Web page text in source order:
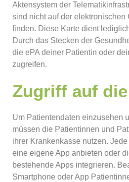
Aktensystem der
sind nicht auf der elektronischen
finden. Diese Karte dient
Durch das Stecken der
die ePA deiner Patientin oder
zugreifen.
Zugriff auf die
Um Patientendaten einzusehen
müssen die Patientinnen und
ihrer Krankenkasse nutzen.
eine eigene App anbieten oder
bestehende Apps integrieren.
Smartphone oder App